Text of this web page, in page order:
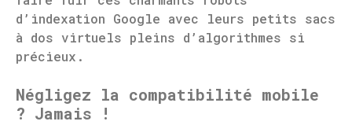
d’indexation Google avec leurs petits sacs
à dos virtuels pleins d’algorithmes si
précieux.
Négligez la compatibilité mobile
? Jamais !